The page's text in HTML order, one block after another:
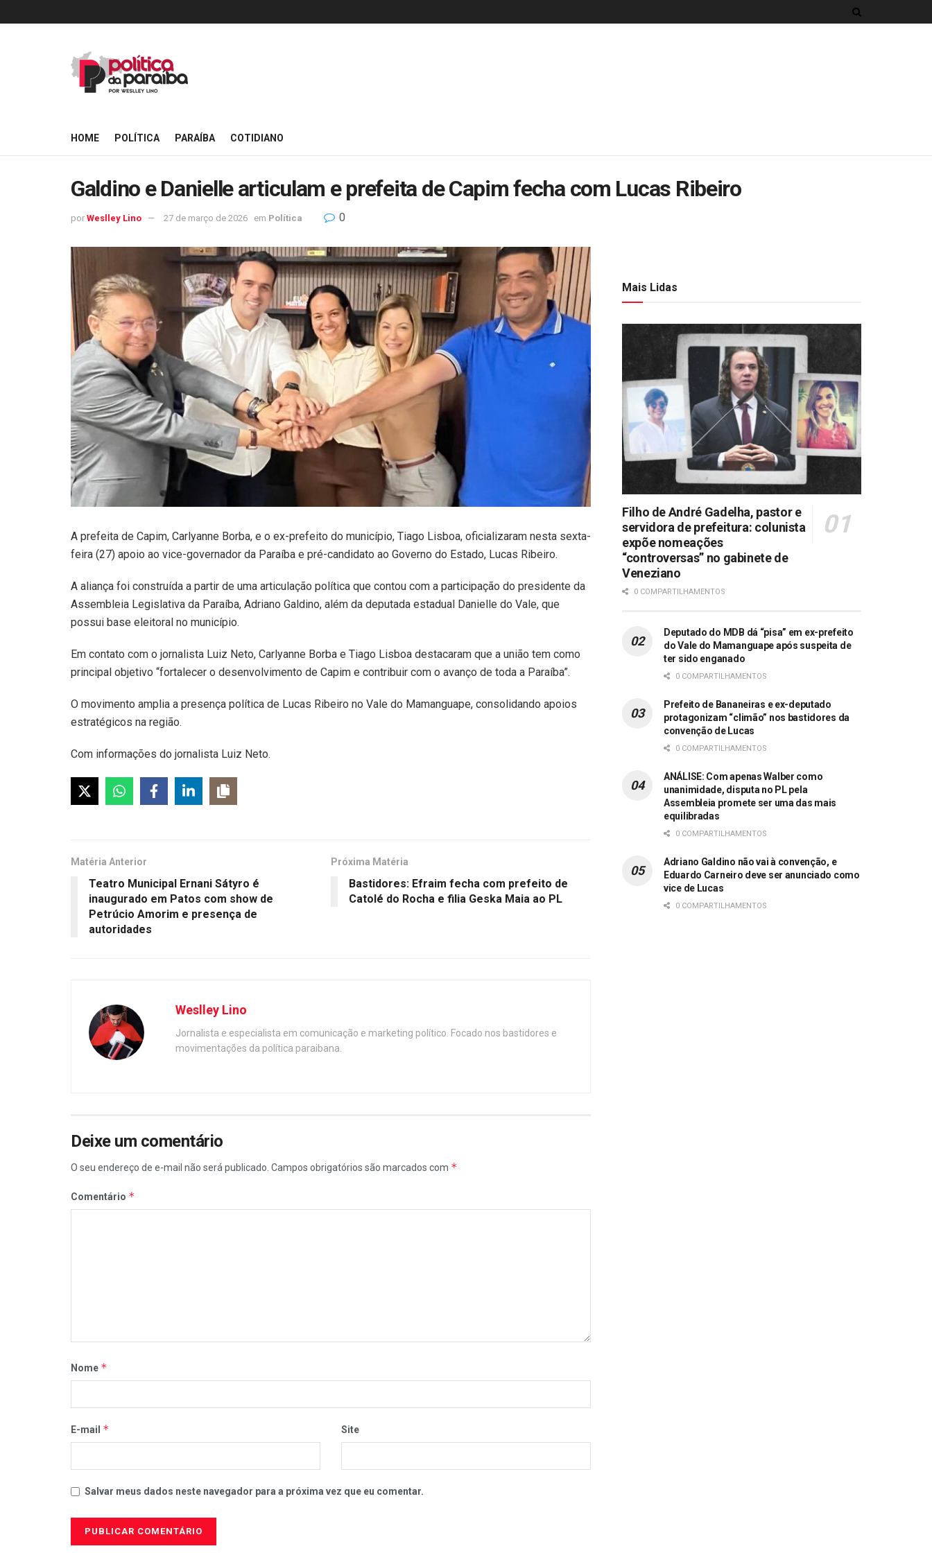
HOME POLÍTICA PARAÍBA COTIDIANO
Galdino e Danielle articulam e prefeita de Capim fecha com Lucas Ribeiro
por Weslley Lino 27 de março de 2026 em Política 0
A prefeita de Capim, Carlyanne Borba, e o ex-prefeito do município, Tiago Lisboa, oficializaram nesta sexta-
feira (27) apoio ao vice-governador da Paraíba e pré-candidato ao Governo do Estado, Lucas Ribeiro.
A aliança foi construída a partir de uma articulação política que contou com a participação do presidente da
Assembleia Legislativa da Paraíba, Adriano Galdino, além da deputada estadual Danielle do Vale, que
possui base eleitoral no município.
Em contato com o jornalista Luiz Neto, Carlyanne Borba e Tiago Lisboa destacaram que a união tem como
principal objetivo “fortalecer o desenvolvimento de Capim e contribuir com o avanço de toda a Paraíba”.
O movimento amplia a presença política de Lucas Ribeiro no Vale do Mamanguape, consolidando apoios
estratégicos na região.
Com informações do jornalista Luiz Neto.
Matéria Anterior
Teatro Municipal Ernani Sátyro é
inaugurado em Patos com show de
Petrúcio Amorim e presença de
autoridades
Próxima Matéria
Bastidores: Efraim fecha com prefeito de
Catolé do Rocha e filia Geska Maia ao PL
Weslley Lino
Jornalista e especialista em comunicação e marketing político. Focado nos bastidores e
movimentações da política paraibana.
Deixe um comentário
O seu endereço de e-mail não será publicado. Campos obrigatórios são marcados com *
Comentário *
Nome *
E-mail * Site
Salvar meus dados neste navegador para a próxima vez que eu comentar.
Mais Lidas
Filho de André Gadelha, pastor e
servidora de prefeitura: colunista
expõe nomeações
“controversas” no gabinete de
Veneziano
0 COMPARTILHAMENTOS
Deputado do MDB dá “pisa” em ex-prefeito
do Vale do Mamanguape após suspeita de
ter sido enganado
0 COMPARTILHAMENTOS
Prefeito de Bananeiras e ex-deputado
protagonizam “climão” nos bastidores da
convenção de Lucas
0 COMPARTILHAMENTOS
ANÁLISE: Com apenas Walber como
unanimidade, disputa no PL pela
Assembleia promete ser uma das mais
equilibradas
0 COMPARTILHAMENTOS
Adriano Galdino não vai à convenção, e
Eduardo Carneiro deve ser anunciado como
vice de Lucas
0 COMPARTILHAMENTOS